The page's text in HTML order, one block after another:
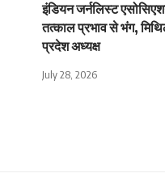
इंडियन जर्नलिस्ट
तत्काल प्रभाव से भंग,
प्रदेश अध्यक्ष
July 28, 2026